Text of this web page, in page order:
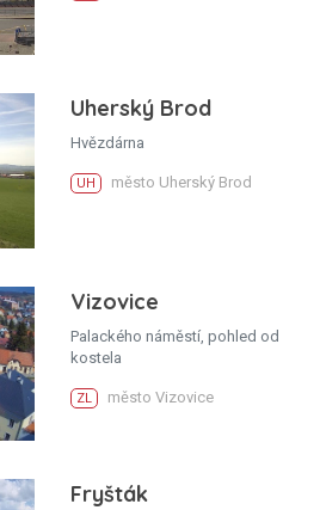
Uherský Brod
Hvězdárna
UH město Uherský Brod
Vizovice
Palackého náměstí, pohled od
kostela
ZL město Vizovice
Fryšták